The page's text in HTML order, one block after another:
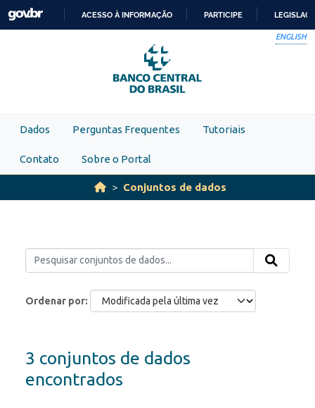
Skip to main content
PARA
O
CONTEÚDO
ACESSO À INFORMAÇÃO PARTICIPE
ENGLISH
Dados Perguntas Frequentes Tutoriais
Contato Sobre o Portal
Conjuntos de dados
Ordenar por
3 conjuntos de dados
encontrados